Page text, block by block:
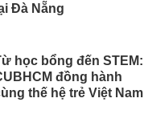
Đà Nẵng
học bổng đến STEM:
đồng hành
thế hệ trẻ Việt Nam